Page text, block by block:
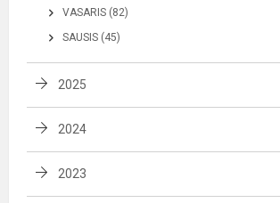
VASARIS (82)
SAUSIS (45)
2025
2024
2023